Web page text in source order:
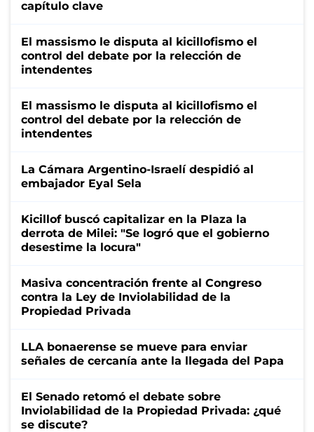
capítulo clave
El massismo le disputa al kicillofismo el
control del debate por la relección de
intendentes
El massismo le disputa al kicillofismo el
control del debate por la relección de
intendentes
La Cámara Argentino-Israelí despidió al
embajador Eyal Sela
Kicillof buscó capitalizar en la Plaza la
derrota de Milei: "Se logró que el gobierno
desestime la locura"
Masiva concentración frente al Congreso
contra la Ley de Inviolabilidad de la
Propiedad Privada
LLA bonaerense se mueve para enviar
señales de cercanía ante la llegada del Papa
El Senado retomó el debate sobre
Inviolabilidad de la Propiedad Privada: ¿qué
se discute?